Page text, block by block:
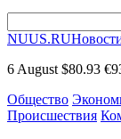
NUUS.RU
6 August $80.93
Общество
Происшествия